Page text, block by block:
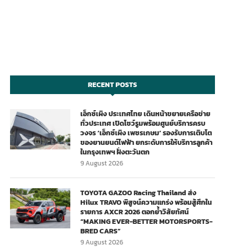
RECENT POSTS
เอ็กซ์เผิง ประเทศไทย เดินหน้าขยายเครือข่าย
ทั่วประเทศ เปิดโชว์รูมพร้อมศูนย์บริการครบ
วงจร ‘เอ็กซ์เผิง เพชรเกษม’ รองรับการเติบโต
ของยานยนต์ไฟฟ้า ยกระดับการให้บริการลูกค้า
ในกรุงเทพฯ ฝั่งตะวันตก
9 August 2026
TOYOTA GAZOO Racing Thailand ส่ง
Hilux TRAVO พิสูจน์ความแกร่ง พร้อมสู้ศึกใน
รายการ AXCR 2026 ตอกย้ำวิสัยทัศน์
“MAKING EVER-BETTER MOTORSPORTS-
BRED CARS”
9 August 2026